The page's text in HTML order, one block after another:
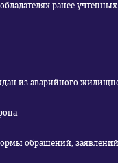
ранее
из аварийного
обращений,